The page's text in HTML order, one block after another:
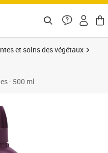
et soins des végétaux
- 500 ml